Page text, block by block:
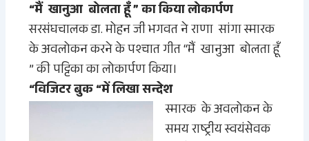
“मैं खानुआ बोलता हूँ ” का किया लोकार्पण
सरसंघचालकडा.मोहन जी भगवत नेराणा सांगास्मारक
के अवलोकन करने के पश्चात गीत“मैं खानुआ बोलता हूँ
” की पट्टिका का लोकार्पण किया।
“विजिटर बुक “में लिखा सन्देश
स्मारक के अवलोकन के
समयराष्ट्रीयस्वयंसेवक